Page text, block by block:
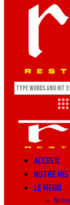
ACCUEIL
NOTRE
LE MENU